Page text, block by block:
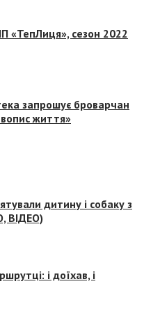
«ТепЛиця», сезон 2022
запрошує броварчан
життя»
дитину і собаку з
ВІДЕО)
і доїхав, і